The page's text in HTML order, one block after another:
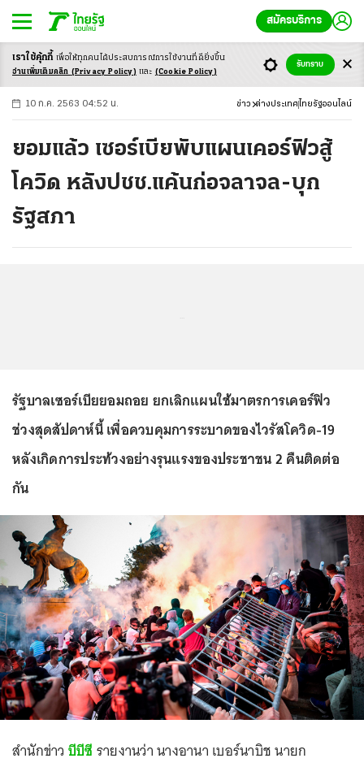
สมัครบริการ
-ก ก ก+
10 ก.ค. 2563 04:52 น. ข่าว ต่างประเทศ ไทยรัฐออนไลน์
ยอมแล้ว เซอร์เบียพับแผนเคอร์ฟิวสู้
โควิด หลังปชช.แค้นก่อจลาจล-บุก
รัฐสภา
รัฐบาลเซอร์เบียยอมถอย ยกเลิกแผนใช้มาตรการเคอร์ฟิว
ช่วงสุดสัปดาห์นี้ เพื่อควบคุมการระบาดของไวรัสโควิด-19
หลังเกิดการประท้วงอย่างรุนแรงของประชาชน 2 คืนติดต่อ
กัน
สำนักข่าว บีบีซี รายงานว่า นางอานา เบอร์นาบิช นายก
เราใช้คุ้กกี้ เพื่อให้ทุกคนได้ประสบการณ์การใช้งานที่ดียิ่งขึ้น
อ่านเพิ่มเติมคลิก (Privacy Policy) และ (Cookie Policy)
รับทราบ